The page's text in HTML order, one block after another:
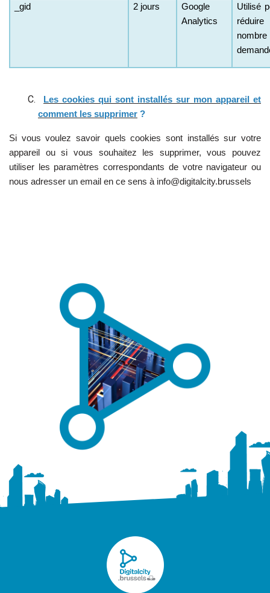
_gid 2 jours
Google
Analytics
Utilisé
Les cookies qui sont installés sur mon appareil et
comment les supprimer ?
Si vous voulez savoir quels cookies sont installés sur votre
appareil ou si vous souhaitez les supprimer, vous pouvez
utiliser les paramètres correspondants de votre navigateur ou
nous adresser un email en ce sens à info@digitalcity.brussels